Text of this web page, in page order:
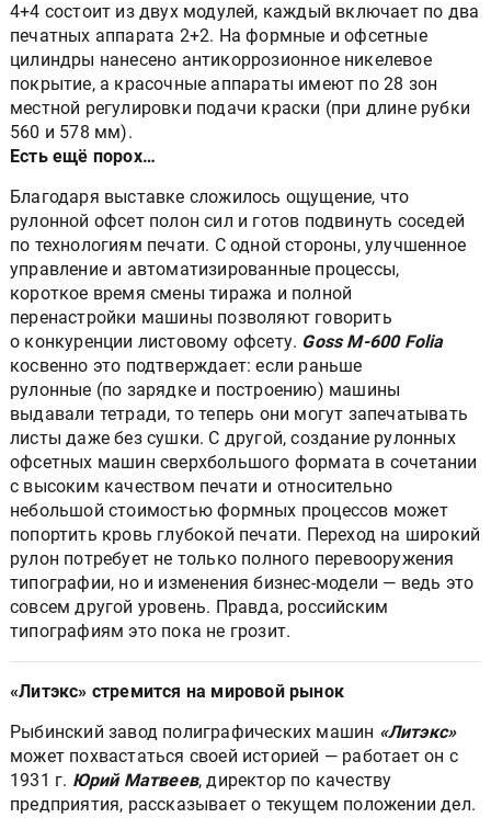
4+4 состоит из двух модулей, каждый включает по два
печатных аппарата 2+2. На формные и офсетные
цилиндры нанесено антикоррозионное никелевое
покрытие, а красочные аппараты имеют по 28 зон
местной регулировки подачи краски (при длине рубки
560 и 578 мм).
Есть ещё порох…
Благодаря выставке сложилось ощущение, что
рулонной офсет полон сил и готов подвинуть соседей
по технологиям печати. С одной стороны, улучшенное
управление и автоматизированные процессы,
короткое время смены тиража и полной
перенастройки машины позволяют говорить
о конкуренции листовому офсету. Goss M-600 Folia
косвенно это подтверждает: если раньше
рулонные (по зарядке и построению) машины
выдавали тетради, то теперь они могут запечатывать
листы даже без сушки. С другой, создание рулонных
офсетных машин сверхбольшого формата в сочетании
с высоким качеством печати и относительно
небольшой стоимостью формных процессов может
попортить кровь глубокой печати. Переход на широкий
рулон потребует не только полного перевооружения
типографии, но и изменения бизнес-модели — ведь это
совсем другой уровень. Правда, российским
типографиям это пока не грозит.
«Литэкс» стремится на мировой рынок
Рыбинский завод полиграфических машин «Литэкс»
может похвастаться своей историей — работает он с
1931 г. Юрий Матвеев, директор по качеству
предприятия, рассказывает о текущем положении дел.